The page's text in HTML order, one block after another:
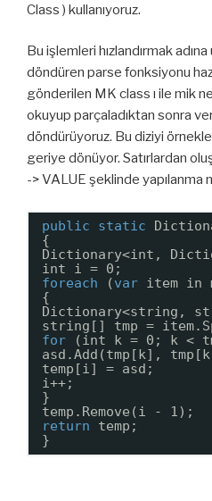
Class ) kullanıyoruz.
Bu işlemleri hızlandırmak
döndüren parse fonksiyonu
gönderilen MK class ı ile mik
okuyup parçaladıktan sonra
döndürüyoruz. Bu diziyi
geriye dönüyor. Satırlardan
-> VALUE şeklinde yapılanma
public static
{
Dictionary<int,
int i = 0;
foreach
(var item in
{
Dictionary<string,
string[] tmp =
for
(int k = 0; k <
asd.Add(tmp[k],
temp[i] = asd;
i++;
}
temp.Remove(i - 1);
return
temp;
}